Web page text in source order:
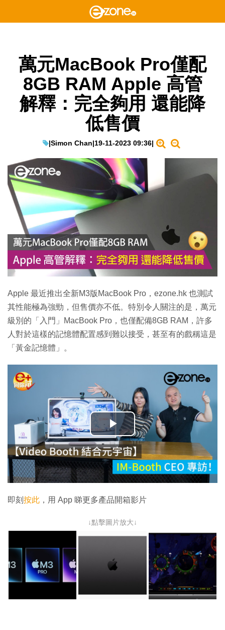
萬元MacBook Pro僅配
8GB RAM Apple 高管
解釋：完全夠用 還能降
低售價
|Simon Chan|19-11-2023 09:36|
Apple 最近推出全新M3版MacBook Pro，ezone.hk 也測試
其性能極為強勁，但售價亦不低。特別令人關注的是，萬元
級別的「入門」MacBook Pro，也僅配備8GB RAM，許多
人對於這樣的記憶體配置感到難以接受，甚至有的戲稱這是
「黃金記憶體」。
播
放
影
片
即刻 按此 ，用 App 睇更多產品開箱影片
↓點擊圖片放大↓